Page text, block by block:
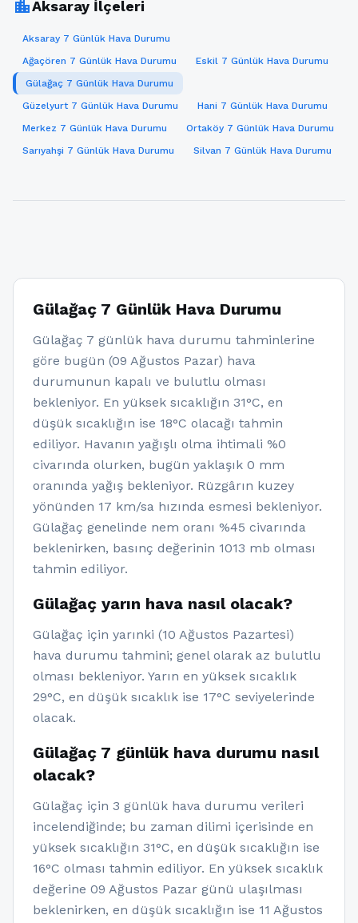
location_cityAksaray İlçeleri
Aksaray 7 Günlük Hava Durumu
Ağaçören 7 Günlük Hava Durumu
Eskil 7 Günlük Hava Durumu
Gülağaç 7 Günlük Hava Durumu
Güzelyurt 7 Günlük Hava Durumu
Hani 7 Günlük Hava Durumu
Merkez 7 Günlük Hava Durumu
Ortaköy 7 Günlük Hava Durumu
Sarıyahşi 7 Günlük Hava Durumu
Silvan 7 Günlük Hava Durumu
Gülağaç 7 Günlük Hava Durumu
Gülağaç 7 günlük hava durumu tahminlerine
göre bugün (09 Ağustos Pazar) hava
durumunun kapalı ve bulutlu olması
bekleniyor. En yüksek sıcaklığın 31°C, en
düşük sıcaklığın ise 18°C olacağı tahmin
ediliyor. Havanın yağışlı olma ihtimali %0
civarında olurken, bugün yaklaşık 0 mm
oranında yağış bekleniyor. Rüzgârın kuzey
yönünden 17 km/sa hızında esmesi bekleniyor.
Gülağaç genelinde nem oranı %45 civarında
beklenirken, basınç değerinin 1013 mb olması
tahmin ediliyor.
Gülağaç yarın hava nasıl olacak?
Gülağaç için yarınki (10 Ağustos Pazartesi)
hava durumu tahmini; genel olarak az bulutlu
olması bekleniyor. Yarın en yüksek sıcaklık
29°C, en düşük sıcaklık ise 17°C seviyelerinde
olacak.
Gülağaç 7 günlük hava durumu nasıl
olacak?
Gülağaç için 3 günlük hava durumu verileri
incelendiğinde; bu zaman dilimi içerisinde en
yüksek sıcaklığın 31°C, en düşük sıcaklığın ise
16°C olması tahmin ediliyor. En yüksek sıcaklık
değerine 09 Ağustos Pazar günü ulaşılması
beklenirken, en düşük sıcaklığın ise 11 Ağustos